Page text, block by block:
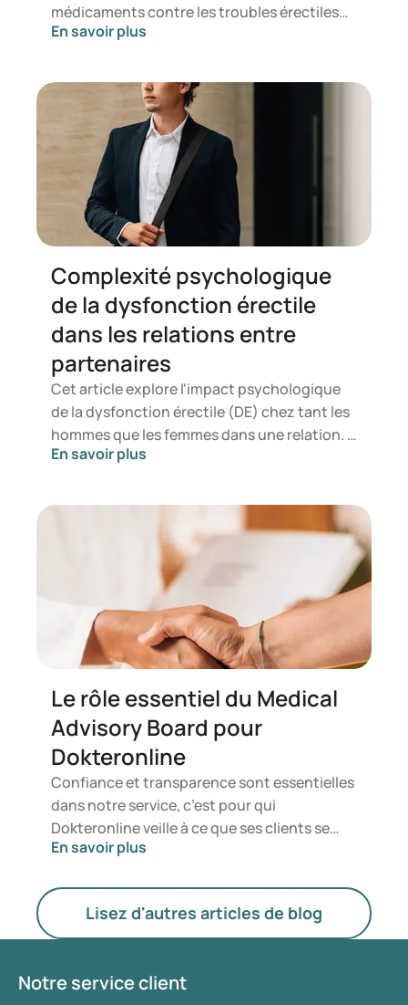
médicaments contre les troubles érectiles
ne concernent pas uniquement les
lumière le fait que des facteurs tels que la
relation, l'intimité et la confiance en soi
jouent également un rôle déterminant dans
le processus de décision. Dans le cadre d'une
enquête menée auprès de 323 hommes
intéressés par les médicaments contre les
troubles érectiles, Dokteronline a analysé les
motivations, les hésitations ainsi que les
besoins en information qui influencent le
choix d'un traitement.
En savoir plus
Complexité psychologique
de la dysfonction érectile
dans les relations entre
partenaires
Cet article explore l'impact psychologique
de la dysfonction érectile (DE) chez tant les
hommes que les femmes dans une relation. Il
explore la manière dont les relations,
communication, l’honnêteté, la
responsabilité et la vulnérabilité, sont
affectées lorsque l'intimité sexuelle est
touchée par la dysfonction érectile. Vous
trouverez ci-après des idées et des solutions
pratiques pour relever ensemble ces défis.
En savoir plus
Le rôle essentiel du Medical
Advisory Board pour
Dokteronline
Confiance et transparence sont essentielles
dans notre service, c’est pour qui
Dokteronline veille à ce que ses clients se
sentent en sécurité lors de chaque
rejoindre pour jeter un regard dans les
coulisses, où la sécurité et la commodité
sont essentielles.
En savoir plus
Lisez d'autres articles de blog
Notre service client